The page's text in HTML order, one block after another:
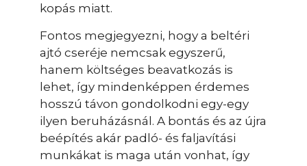
kopás miatt.
Fontos megjegyezni, hogy a beltéri
ajtó cseréje nemcsak egyszerű,
hanem költséges beavatkozás is
lehet, így mindenképpen érdemes
hosszú távon gondolkodni egy-egy
ilyen beruházásnál. A bontás és az újra
beépítés akár padló- és faljavítási
munkákat is maga után vonhat, így